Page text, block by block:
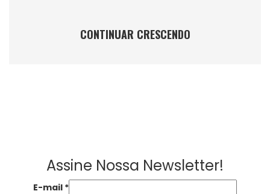
CONTINUAR CRESCENDO
Assine Nossa Newsletter!
E-mail *